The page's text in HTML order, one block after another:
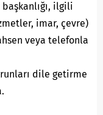
ilgili
imar, çevre)
veya telefonla
dile getirme